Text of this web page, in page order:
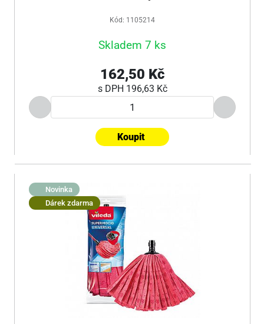
Kód: 1105214
Skladem 7 ks
162,50 Kč
s DPH 196,63 Kč
Koupit
Novinka
Dárek zdarma